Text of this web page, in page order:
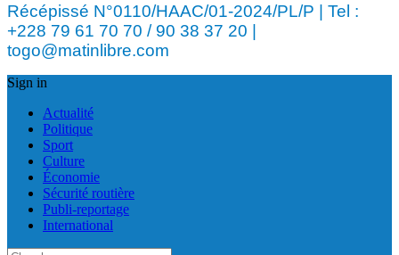
Récépissé N°0110/HAAC/01-2024/PL/P | Tel :
+228 79 61 70 70 / 90 38 37 20 |
togo@matinlibre.com
Sign in
Actualité
Politique
Sport
Culture
Économie
Sécurité routière
Publi-reportage
International